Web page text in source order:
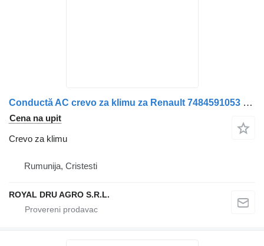
Conductă AC crevo za klimu za Renault 7484591053 (84591053) kamiona
Cena na upit
Crevo za klimu
Rumunija, Cristesti
ROYAL DRU AGRO S.R.L.